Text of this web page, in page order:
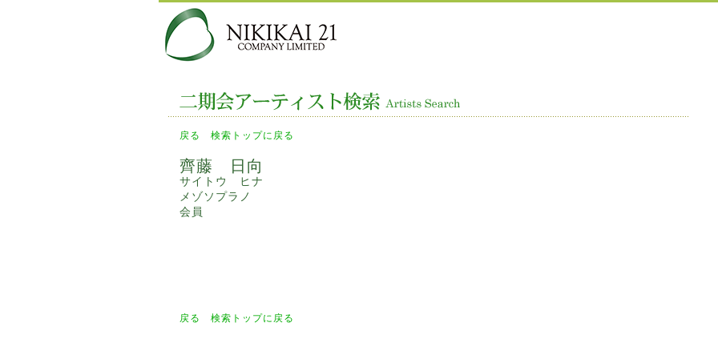
戻る 検索トップに戻る
齊藤 日向
サイトウ ヒナ
メゾソプラノ
会員
戻る 検索トップに戻る